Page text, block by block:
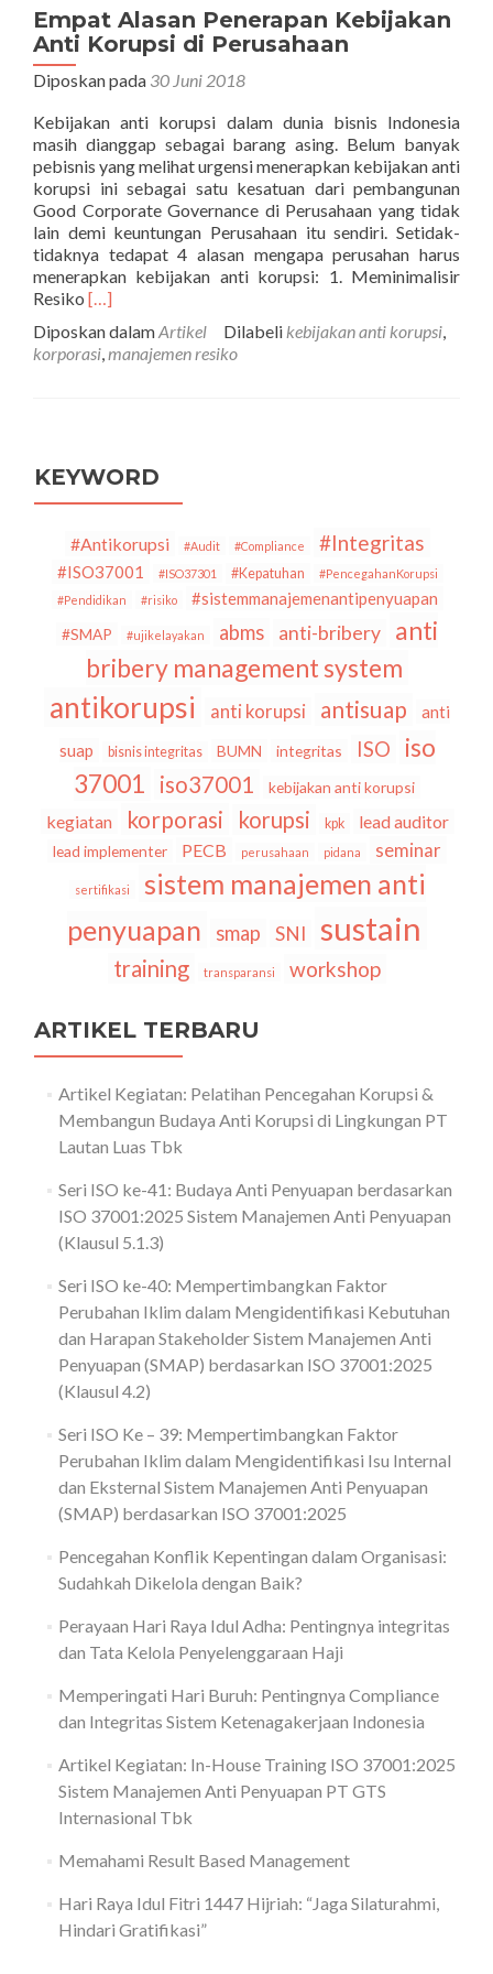
Empat Alasan Penerapan Kebijakan
Anti Korupsi di Perusahaan
Diposkan pada 30 Juni 2018
Kebijakan anti korupsi dalam dunia bisnis Indonesia
masih dianggap sebagai barang asing. Belum banyak
pebisnis yang melihat urgensi menerapkan kebijakan anti
korupsi ini sebagai satu kesatuan dari pembangunan
Good Corporate Governance di Perusahaan yang tidak
lain demi keuntungan Perusahaan itu sendiri. Setidak-
tidaknya tedapat 4 alasan mengapa perusahan harus
menerapkan kebijakan anti korupsi: 1. Meminimalisir
Resiko Selengkapnya
Alasan
Penerapan
Perusahaan
[…]
Diposkan dalamArtikel Dilabeli kebijakan anti korupsi,
korporasi,manajemen resiko
KEYWORD
#Antikorupsi #Audit #Compliance #Integritas
#ISO37001 #ISO37301 #Kepatuhan
#PencegahanKorupsi
#Pendidikan
#risiko #sistemmanajemenantipenyuapan
#SMAP #ujikelayakan abms anti-bribery
anti
bribery management system
antikorupsi anti korupsi antisuap
anti
suap
bisnis integritas BUMN integritas ISO
iso
37001
iso37001 kebijakan anti korupsi
kegiatan korporasi korupsi kpk lead auditor
lead implementer PECB perusahaan pidana seminar
sertifikasi
sistem manajemen anti
penyuapan
smap SNI sustain
training transparansi workshop
ARTIKEL TERBARU
Artikel Kegiatan: Pelatihan Pencegahan Korupsi &
Membangun Budaya Anti Korupsi di Lingkungan PT
Lautan Luas Tbk
Seri ISO ke-41: Budaya Anti Penyuapan berdasarkan
ISO 37001:2025 Sistem Manajemen Anti Penyuapan
(Klausul 5.1.3)
Seri ISO ke-40: Mempertimbangkan Faktor
Perubahan Iklim dalam Mengidentifikasi Kebutuhan
dan Harapan Stakeholder Sistem Manajemen Anti
Penyuapan (SMAP) berdasarkan ISO 37001:2025
(Klausul 4.2)
Seri ISO Ke – 39: Mempertimbangkan Faktor
Perubahan Iklim dalam Mengidentifikasi Isu Internal
dan Eksternal Sistem Manajemen Anti Penyuapan
(SMAP) berdasarkan ISO 37001:2025
Pencegahan Konflik Kepentingan dalam Organisasi:
Sudahkah Dikelola dengan Baik?
Perayaan Hari Raya Idul Adha: Pentingnya integritas
dan Tata Kelola Penyelenggaraan Haji
Memperingati Hari Buruh: Pentingnya Compliance
dan Integritas Sistem Ketenagakerjaan Indonesia
Artikel Kegiatan: In-House Training ISO 37001:2025
Sistem Manajemen Anti Penyuapan PT GTS
Internasional Tbk
Memahami Result Based Management
Hari Raya Idul Fitri 1447 Hijriah: “Jaga Silaturahmi,
Hindari Gratifikasi”